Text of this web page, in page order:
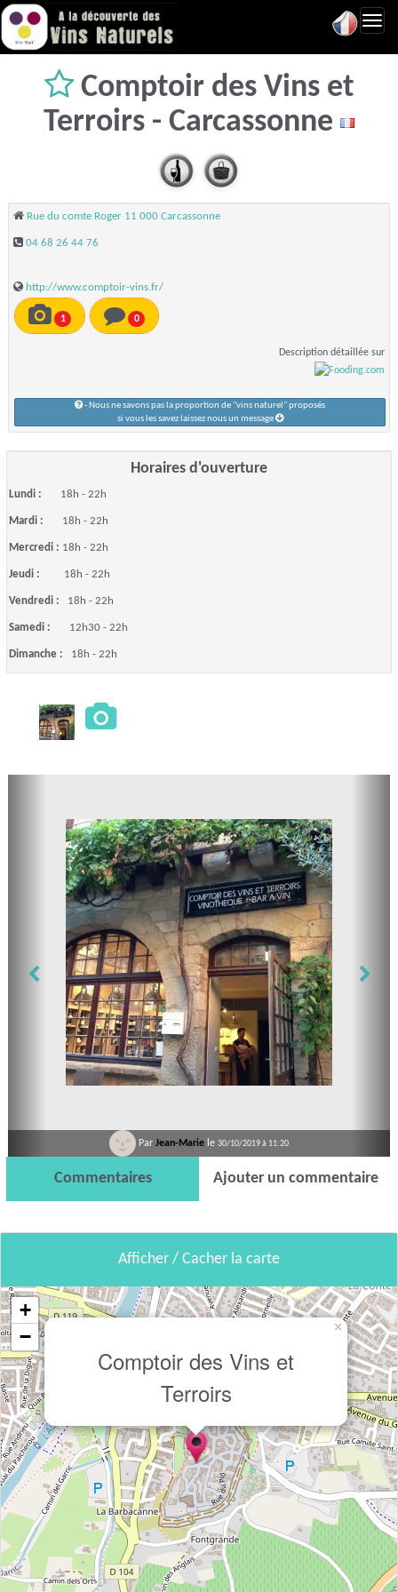
Comptoir des Vins et
Terroirs - Carcassonne
Rue du comte Roger 11 000 Carcassonne
04 68 26 44 76
http://www.comptoir-vins.fr/
1 0
Description détaillée sur
- Nous ne savons pas la proportion de "vins naturel" proposés
si vous les savez laissez nous un message
Horaires d'ouverture
Lundi : 18h - 22h
Mardi : 18h - 22h
Mercredi : 18h - 22h
Jeudi : 18h - 22h
Vendredi : 18h - 22h
Samedi : 12h30 - 22h
Dimanche : 18h - 22h
Par Jean-Marie le 30/10/2019 à 11:20
Commentaires Ajouter un commentaire
Afficher / Cacher la carte
Comptoir des Vins et
Terroirs
×
+
−